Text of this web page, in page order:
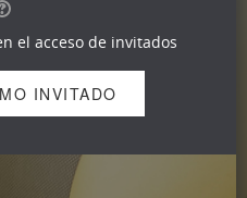
el acceso de invitados